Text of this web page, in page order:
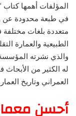
المؤلفات أهمها كتاب
متعددة بلغات مختلفة
الطبيعية والعمارة
له الكثير من
العمراني وتاريخ
أحسن